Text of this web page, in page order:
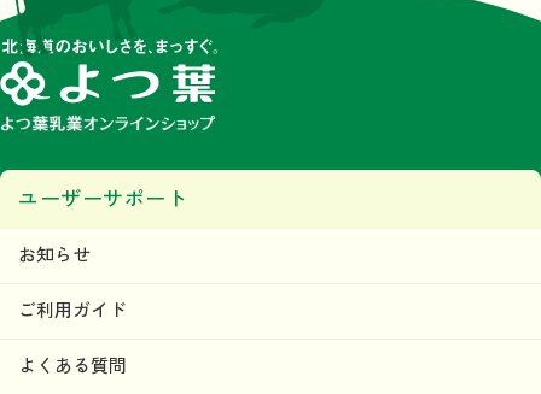
ユーザーサポート
お知らせ
ご利用ガイド
よくある質問